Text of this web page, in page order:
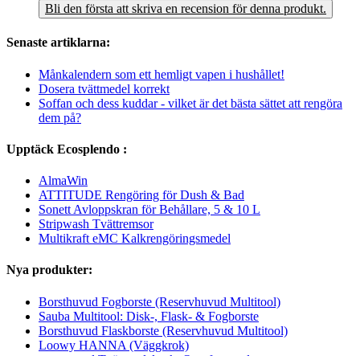
Bli den första att skriva en recension för denna produkt.
Senaste artiklarna:
Månkalendern som ett hemligt vapen i hushållet!
Dosera tvättmedel korrekt
Soffan och dess kuddar - vilket är det bästa sättet att rengöra
dem på?
Upptäck Ecosplendo :
AlmaWin
ATTITUDE Rengöring för Dush & Bad
Sonett Avloppskran för Behållare, 5 & 10 L
Stripwash Tvättremsor
Multikraft eMC Kalkrengöringsmedel
Nya produkter:
Borsthuvud Fogborste (Reservhuvud Multitool)
Sauba Multitool: Disk-, Flask- & Fogborste
Borsthuvud Flaskborste (Reservhuvud Multitool)
Loowy HANNA (Väggkrok)